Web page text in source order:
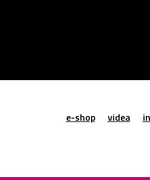
e-shop videa